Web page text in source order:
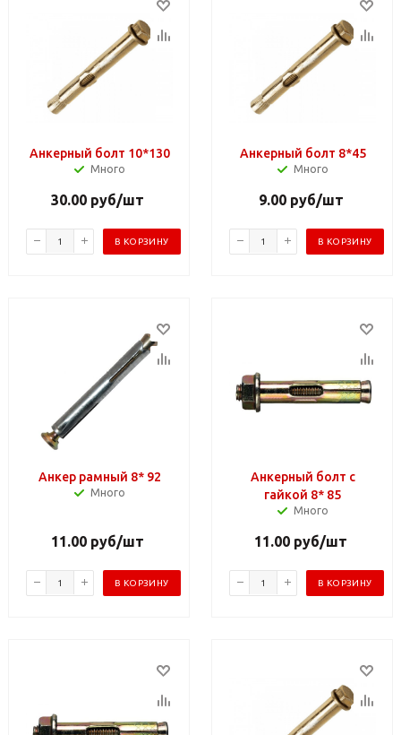
Анкерный болт 10*130
Много
30.00 руб/шт
В КОРЗИНУ
Анкерный болт 8*45
Много
9.00руб/шт
В КОРЗИНУ
Анкер рамный 8* 92
Много
11.00 руб/шт
В КОРЗИНУ
Анкерный болт с
гайкой 8* 85
Много
11.00 руб/шт
В КОРЗИНУ